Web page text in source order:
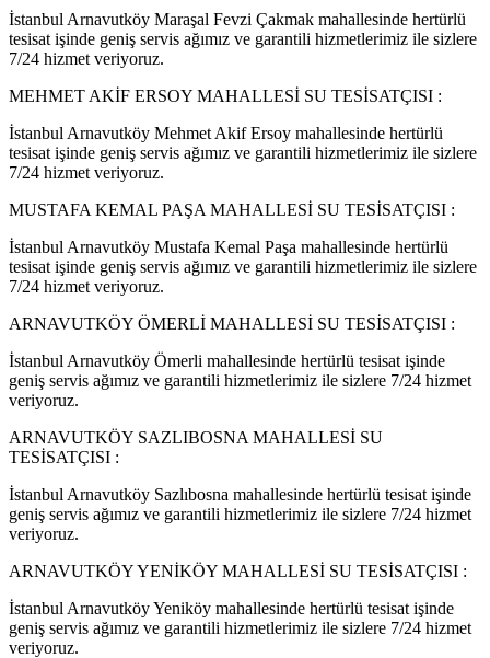
İstanbul Arnavutköy Maraşal Fevzi Çakmak mahallesinde hertürlü
tesisat işinde geniş servis ağımız ve garantili hizmetlerimiz ile sizlere
7/24 hizmet veriyoruz.
MEHMET AKİF ERSOY MAHALLESİ SU TESİSATÇISI :
İstanbul Arnavutköy Mehmet Akif Ersoy mahallesinde hertürlü
tesisat işinde geniş servis ağımız ve garantili hizmetlerimiz ile sizlere
7/24 hizmet veriyoruz.
MUSTAFA KEMAL PAŞA MAHALLESİ SU TESİSATÇISI :
İstanbul Arnavutköy Mustafa Kemal Paşa mahallesinde hertürlü
tesisat işinde geniş servis ağımız ve garantili hizmetlerimiz ile sizlere
7/24 hizmet veriyoruz.
ARNAVUTKÖY ÖMERLİ MAHALLESİ SU TESİSATÇISI :
İstanbul Arnavutköy Ömerli mahallesinde hertürlü tesisat işinde
geniş servis ağımız ve garantili hizmetlerimiz ile sizlere 7/24 hizmet
veriyoruz.
ARNAVUTKÖY SAZLIBOSNA MAHALLESİ SU
TESİSATÇISI :
İstanbul Arnavutköy Sazlıbosna mahallesinde hertürlü tesisat işinde
geniş servis ağımız ve garantili hizmetlerimiz ile sizlere 7/24 hizmet
veriyoruz.
ARNAVUTKÖY YENİKÖY MAHALLESİ SU TESİSATÇISI :
İstanbul Arnavutköy Yeniköy mahallesinde hertürlü tesisat işinde
geniş servis ağımız ve garantili hizmetlerimiz ile sizlere 7/24 hizmet
veriyoruz.